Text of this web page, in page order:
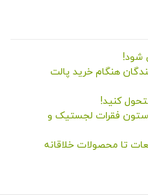
شود!
هنگام خرید پالت
کنید!
فقرات لجستیک و
تا محصولات خلاقانه